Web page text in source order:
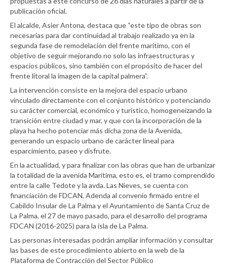
publicación oficial.
El alcalde, Asier Antona, destaca que “este tipo de obras son
necesarias para dar continuidad al trabajo realizado ya en la
segunda fase de remodelación del frente marítimo, con el
objetivo de seguir mejorando no solo las infraestructuras y
espacios públicos, sino también con el propósito de hacer del
frente litoral la imagen de la capital palmera”.
La intervención consiste en la mejora del espacio urbano
vinculado directamente con el conjunto histórico y potenciando
su carácter comercial, económico y turístico, homogeneizando la
transición entre ciudad y mar, y que con la incorporación de la
playa ha hecho potenciar más dicha zona de la Avenida,
generando un espacio urbano de carácter lineal para
esparcimiento, paseo y disfrute.
En la actualidad, y para finalizar con las obras que han de urbanizar
la totalidad de la avenida Marítima, esto es, el tramo comprendido
entre la calle Tedote y la avda. Las Nieves, se cuenta con
financiación de FDCAN, Adenda al convenio firmado entre el
Cabildo Insular de La Palma y el Ayuntamiento de Santa Cruz de
La Palma, el 27 de mayo pasado, para el desarrollo del programa
FDCAN (2016-2025) para la isla de La Palma.
Las personas interesadas podrán ampliar información y consultar
las bases de este procedimiento abierto en la web de la
Plataforma de Contracción del Sector Público